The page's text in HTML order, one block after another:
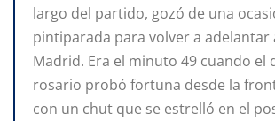
largo del partido, gozó de una
pintiparada para volver a adelantar
Madrid. Era el minuto 49 cuando el
rosario probó fortuna desde la
con un chut que se estrelló en el